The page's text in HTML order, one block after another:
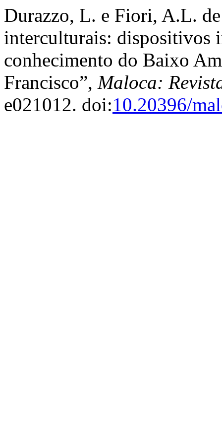
Durazzo, L. e Fiori, A.L.
interculturais: dispositivos
conhecimento do Baixo
Francisco”, Maloca:
e021012. doi:10.20396/